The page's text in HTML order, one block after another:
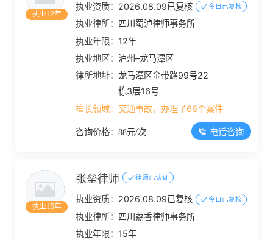
执业12年
执业资质： 2026.08.09已复核 今日已复核
执业律所： 四川蜀泸律师事务所
执业年限： 12年
执业地区：泸州–龙马潭区
律所地址：龙马潭区金带路99号22
栋3层16号
擅长领域： 交通事故，办理了66个案件
咨询价格：88元/次 电话咨询
执业15年
张垒律师 律师已认证
执业资质： 2026.08.09已复核 今日已复核
执业律所： 四川荔香律师事务所
执业年限： 15年